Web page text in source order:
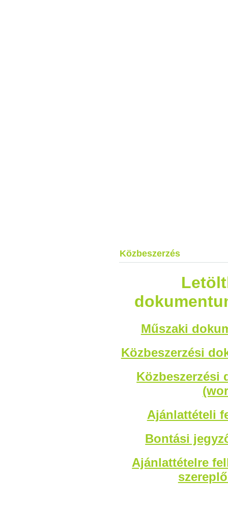
Közbeszerzés
Műszaki
Közbeszerzési
Közbeszerzési
Ajánlattételi
Bontási
Ajánlattételre